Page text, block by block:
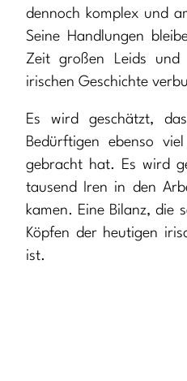
dennoch komplex und
Seine Handlungen
Zeit großen Leids
irischen Geschichte
Es wird geschätzt,
Bedürftigen ebenso
gebracht hat. Es wird
tausend Iren in den
kamen. Eine Bilanz, die
Köpfen der heutigen
ist.